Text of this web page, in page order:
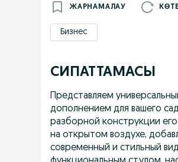
ЖАРНАМАЛАУ
Бизнес
СИПАТТАМАСЫ
Представляем
дополнением для вашего
разборной конструкции
на открытом воздухе,
современный и стильный